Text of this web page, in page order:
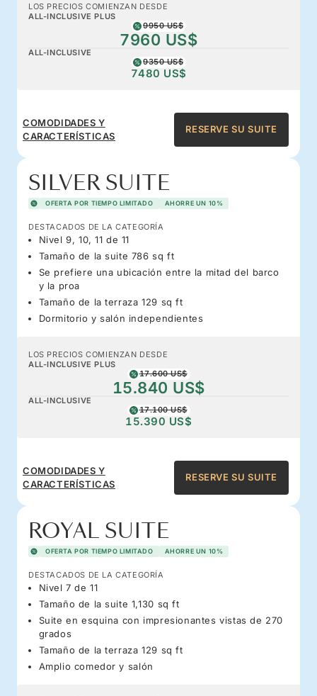
LOS PRECIOS COMIENZAN DESDE
ALL-INCLUSIVE PLUS
9950 US$
7960 US$
ALL-INCLUSIVE
9350 US$
7480 US$
COMODIDADES Y
CARACTERÍSTICAS
RESERVE SU SUITE
SILVER SUITE
OFERTA POR TIEMPO LIMITADO AHORRE UN 10%
DESTACADOS DE LA CATEGORÍA
Nivel 9, 10, 11 de 11
Tamaño de la suite 786 sq ft
Se prefiere una ubicación entre la mitad del barco
y la proa
Tamaño de la terraza 129 sq ft
Dormitorio y salón independientes
LOS PRECIOS COMIENZAN DESDE
ALL-INCLUSIVE PLUS
17.600 US$
15.840 US$
ALL-INCLUSIVE
17.100 US$
15.390 US$
COMODIDADES Y
CARACTERÍSTICAS
RESERVE SU SUITE
ROYAL SUITE
OFERTA POR TIEMPO LIMITADO AHORRE UN 10%
DESTACADOS DE LA CATEGORÍA
Nivel 7 de 11
Tamaño de la suite 1,130 sq ft
Suite en esquina con impresionantes vistas de 270
grados
Tamaño de la terraza 129 sq ft
Amplio comedor y salón